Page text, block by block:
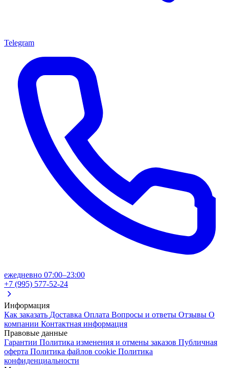
Telegram
ежедневно 07:00–23:00
+7 (995) 577-52-24
Информация
Как заказать Доставка Оплата Вопросы и ответы Отзывы О
компании Контактная информация
Правовые данные
Гарантии Политика изменения и отмены заказов Публичная
оферта Политика файлов cookie Политика
конфиденциальности